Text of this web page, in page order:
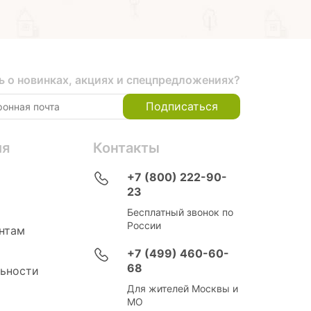
о новинках, акциях и спецпредложениях?
Подписаться
Контакты
+7 (800) 222-90-
23
Бесплатный звонок по
России
+7 (499) 460-60-
68
Для жителей Москвы и
МО